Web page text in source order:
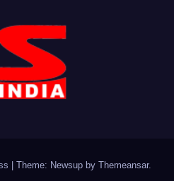
| Theme: Newsup by Themeansar.